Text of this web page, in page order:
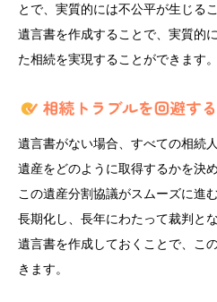
とで、実質的には不公平が生じる
遺言書を作成することで、実質的
た相続を実現することができます。
遺言書がない場合、すべての相続
遺産をどのように取得するかを決め
この遺産分割協議がスムーズに進
長期化し、長年にわたって裁判と
遺言書を作成しておくことで、こ
きます。